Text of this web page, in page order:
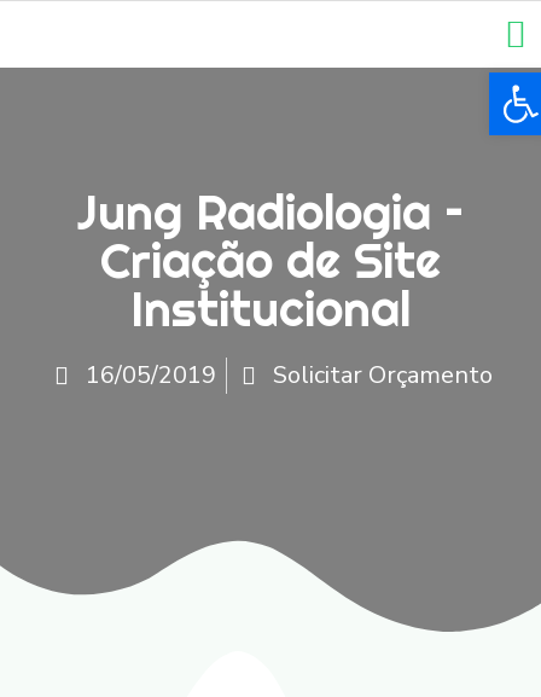
Jung Radiologia –
Criação de Site
Institucional
16/05/2019 Solicitar Orçamento